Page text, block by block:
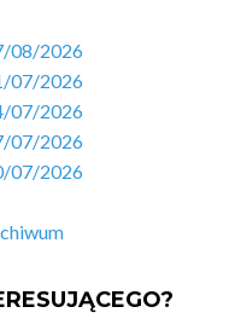
08/2026
07/2026
07/2026
07/2026
07/2026